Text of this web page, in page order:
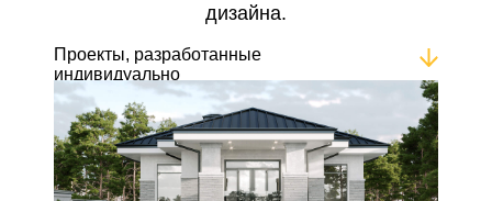
дизайна.
Проекты, разработанные
индивидуально